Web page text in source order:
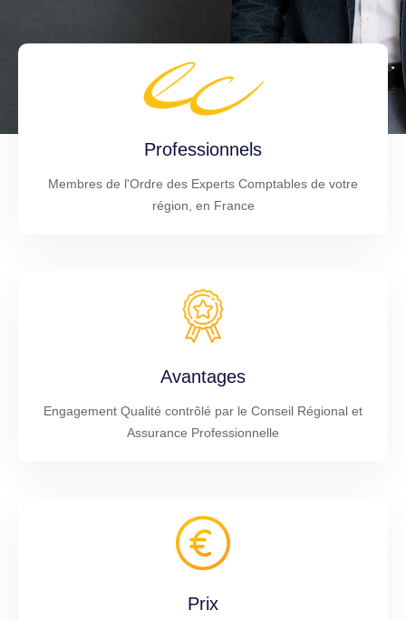
Professionnels
Membres de l'Ordre des Experts Comptables de votre
région, en France
Avantages
Engagement Qualité contrôlé par le Conseil Régional et
Assurance Professionnelle
Prix